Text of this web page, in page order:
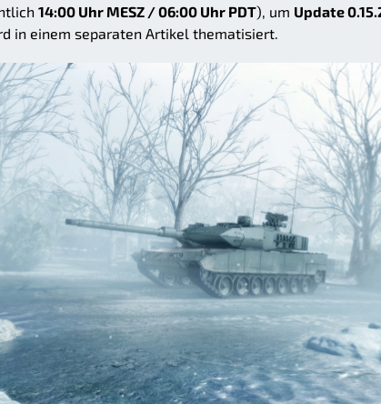
14:00 Uhr MESZ / 06:00 Uhr PDT), um Update
in einem separaten Artikel thematisiert.